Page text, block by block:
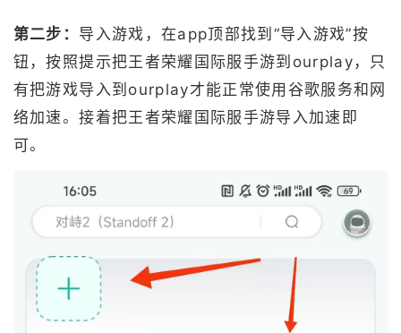
第二步： 导入游戏，在app顶部找到“导入游戏”按
钮，按照提示把王者荣耀国际服手游到ourplay，只
有把游戏导入到ourplay才能正常使用谷歌服务和网
络加速。接着把王者荣耀国际服手游导入加速即
可。